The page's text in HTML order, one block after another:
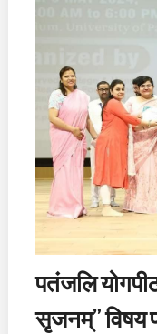
पतंजलि
सृजनम्” विषय